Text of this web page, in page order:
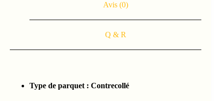
Avis (0)
Q & R
Type de parquet : Contrecollé